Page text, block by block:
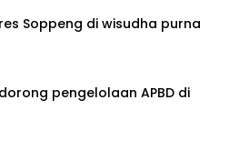
Soppeng di wisudha purna
pengelolaan APBD di